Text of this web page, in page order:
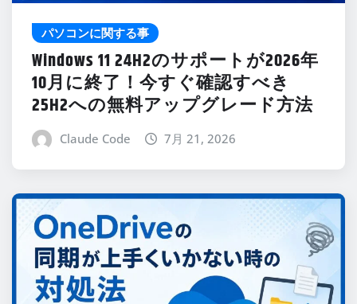
パソコンに関する事
Windows 11 24H2のサポートが2026年
10月に終了！今すぐ確認すべき
25H2への無料アップグレード方法
Claude Code 7月 21, 2026